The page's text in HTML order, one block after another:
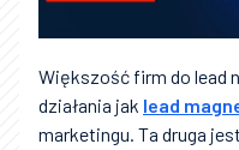
Większość firm do lead
działania jak lead
marketingu. Ta druga